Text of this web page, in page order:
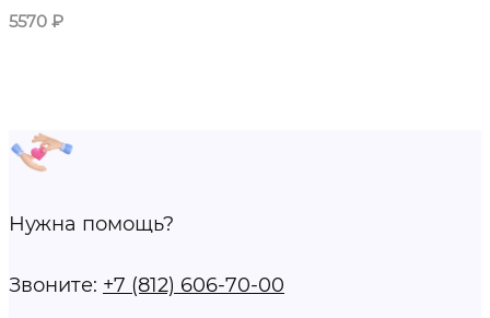
5570 ₽
Нужна помощь?
Звоните: +7 (812) 606-70-00